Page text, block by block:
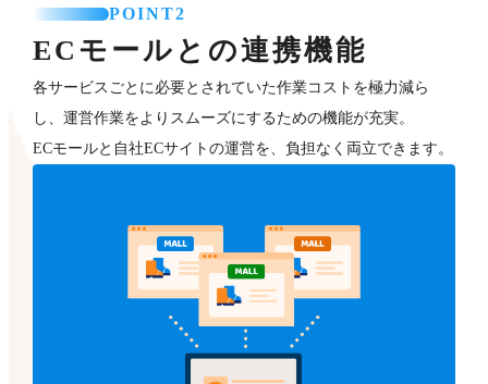
POINT2
ECモールとの連携機能
各サービスごとに必要とされていた作業コストを極力減ら
し、運営作業をよりスムーズにするための機能が充実。
ECモールと自社ECサイトの運営を、負担なく両立できます。